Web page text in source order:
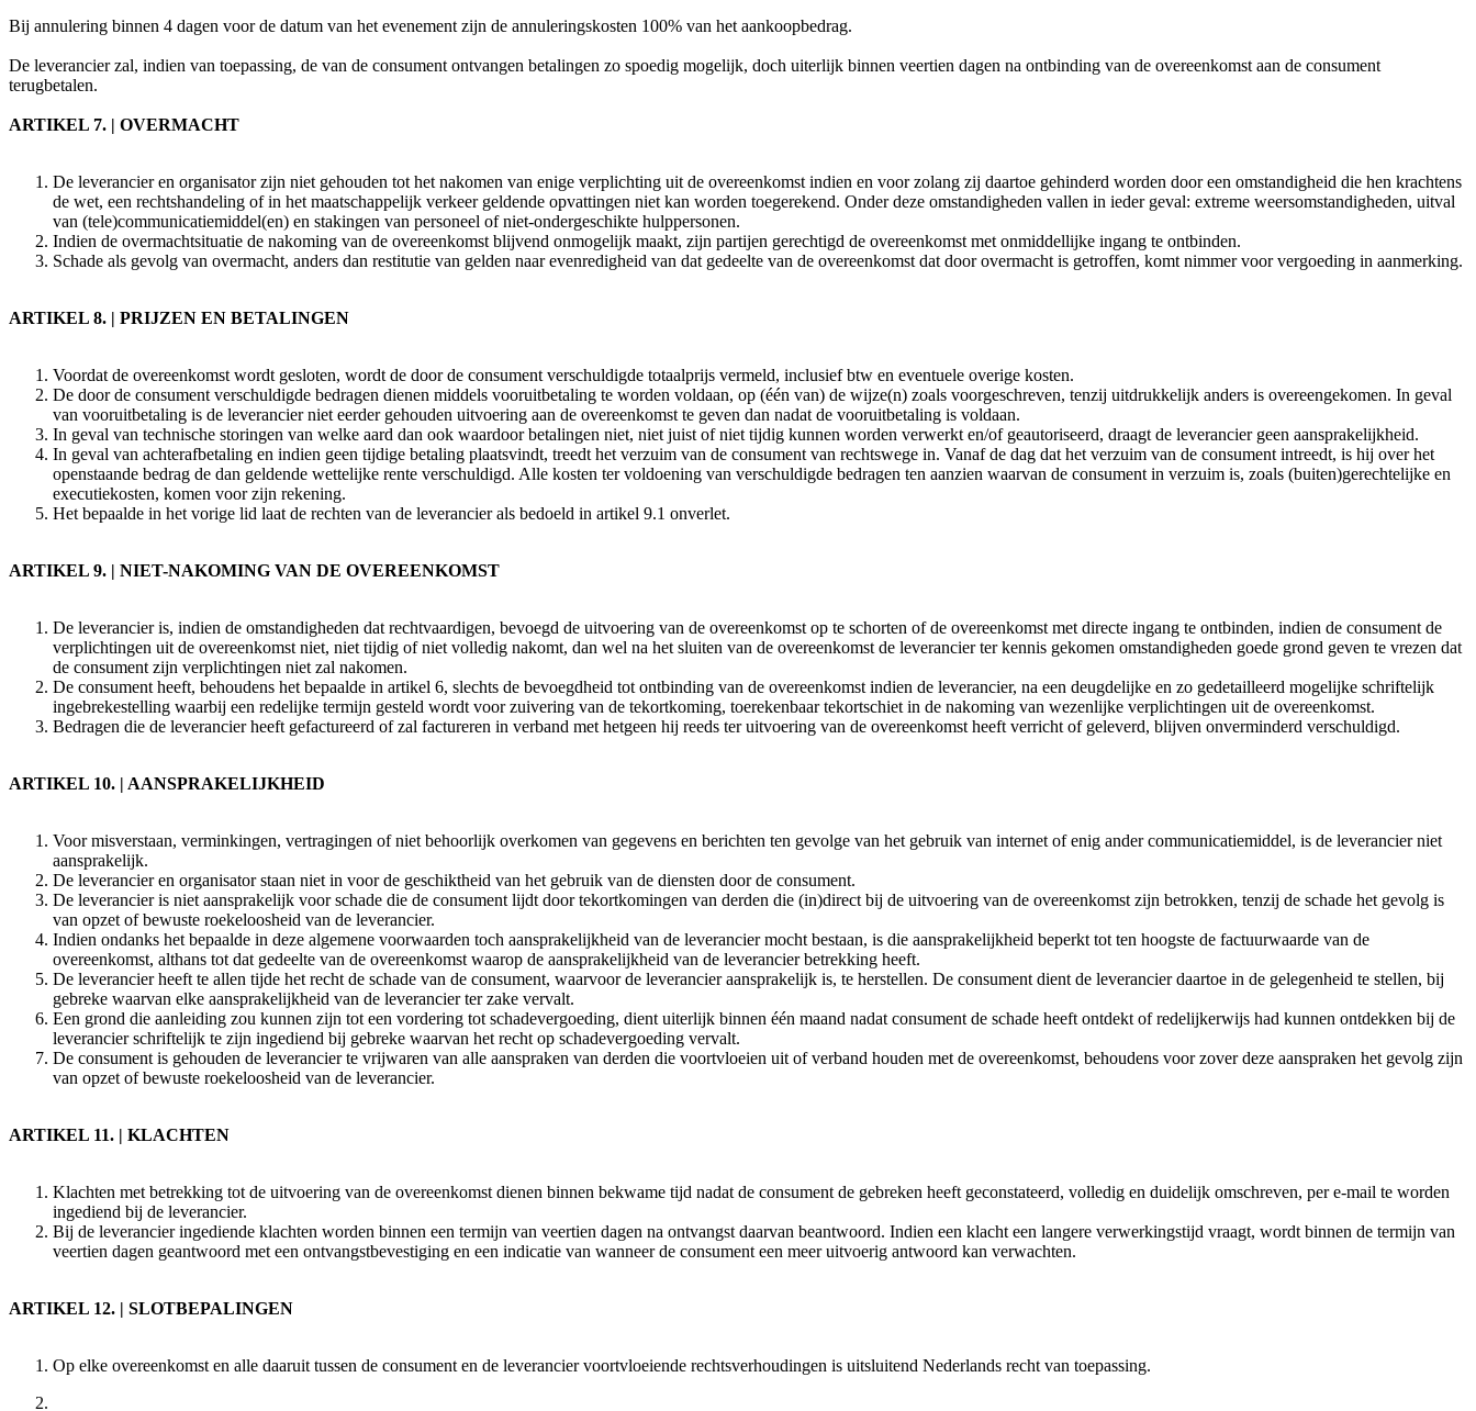
Bij annulering binnen 4 dagen voor de datum van het evenement zijn de annuleringskosten 100% van het aankoopbedrag.
De leverancier zal, indien van toepassing, de van de consument ontvangen betalingen zo spoedig mogelijk, doch uiterlijk binnen veertien dagen na ontbinding van de overeenkomst aan de consument
terugbetalen.
ARTIKEL 7. | OVERMACHT
De leverancier en organisator zijn niet gehouden tot het nakomen van enige verplichting uit de overeenkomst indien en voor zolang zij daartoe gehinderd worden door een omstandigheid die hen krachtens
de wet, een rechtshandeling of in het maatschappelijk verkeer geldende opvattingen niet kan worden toegerekend. Onder deze omstandigheden vallen in ieder geval: extreme weersomstandigheden, uitval
van (tele)communicatiemiddel(en) en stakingen van personeel of niet-ondergeschikte hulppersonen.
Indien de overmachtsituatie de nakoming van de overeenkomst blijvend onmogelijk maakt, zijn partijen gerechtigd de overeenkomst met onmiddellijke ingang te ontbinden.
Schade als gevolg van overmacht, anders dan restitutie van gelden naar evenredigheid van dat gedeelte van de overeenkomst dat door overmacht is getroffen, komt nimmer voor vergoeding in aanmerking.
ARTIKEL 8. | PRIJZEN EN BETALINGEN
Voordat de overeenkomst wordt gesloten, wordt de door de consument verschuldigde totaalprijs vermeld, inclusief btw en eventuele overige kosten.
De door de consument verschuldigde bedragen dienen middels vooruitbetaling te worden voldaan, op (één van) de wijze(n) zoals voorgeschreven, tenzij uitdrukkelijk anders is overeengekomen. In geval
van vooruitbetaling is de leverancier niet eerder gehouden uitvoering aan de overeenkomst te geven dan nadat de vooruitbetaling is voldaan.
In geval van technische storingen van welke aard dan ook waardoor betalingen niet, niet juist of niet tijdig kunnen worden verwerkt en/of geautoriseerd, draagt de leverancier geen aansprakelijkheid.
In geval van achterafbetaling en indien geen tijdige betaling plaatsvindt, treedt het verzuim van de consument van rechtswege in. Vanaf de dag dat het verzuim van de consument intreedt, is hij over het
openstaande bedrag de dan geldende wettelijke rente verschuldigd. Alle kosten ter voldoening van verschuldigde bedragen ten aanzien waarvan de consument in verzuim is, zoals (buiten)gerechtelijke en
executiekosten, komen voor zijn rekening.
Het bepaalde in het vorige lid laat de rechten van de leverancier als bedoeld in artikel 9.1 onverlet.
ARTIKEL 9. | NIET-NAKOMING VAN DE OVEREENKOMST
De leverancier is, indien de omstandigheden dat rechtvaardigen, bevoegd de uitvoering van de overeenkomst op te schorten of de overeenkomst met directe ingang te ontbinden, indien de consument de
verplichtingen uit de overeenkomst niet, niet tijdig of niet volledig nakomt, dan wel na het sluiten van de overeenkomst de leverancier ter kennis gekomen omstandigheden goede grond geven te vrezen dat
de consument zijn verplichtingen niet zal nakomen.
De consument heeft, behoudens het bepaalde in artikel 6, slechts de bevoegdheid tot ontbinding van de overeenkomst indien de leverancier, na een deugdelijke en zo gedetailleerd mogelijke schriftelijk
ingebrekestelling waarbij een redelijke termijn gesteld wordt voor zuivering van de tekortkoming, toerekenbaar tekortschiet in de nakoming van wezenlijke verplichtingen uit de overeenkomst.
Bedragen die de leverancier heeft gefactureerd of zal factureren in verband met hetgeen hij reeds ter uitvoering van de overeenkomst heeft verricht of geleverd, blijven onverminderd verschuldigd.
ARTIKEL 10. | AANSPRAKELIJKHEID
Voor misverstaan, verminkingen, vertragingen of niet behoorlijk overkomen van gegevens en berichten ten gevolge van het gebruik van internet of enig ander communicatiemiddel, is de leverancier niet
aansprakelijk.
De leverancier en organisator staan niet in voor de geschiktheid van het gebruik van de diensten door de consument.
De leverancier is niet aansprakelijk voor schade die de consument lijdt door tekortkomingen van derden die (in)direct bij de uitvoering van de overeenkomst zijn betrokken, tenzij de schade het gevolg is
van opzet of bewuste roekeloosheid van de leverancier.
Indien ondanks het bepaalde in deze algemene voorwaarden toch aansprakelijkheid van de leverancier mocht bestaan, is die aansprakelijkheid beperkt tot ten hoogste de factuurwaarde van de
overeenkomst, althans tot dat gedeelte van de overeenkomst waarop de aansprakelijkheid van de leverancier betrekking heeft.
De leverancier heeft te allen tijde het recht de schade van de consument, waarvoor de leverancier aansprakelijk is, te herstellen. De consument dient de leverancier daartoe in de gelegenheid te stellen, bij
gebreke waarvan elke aansprakelijkheid van de leverancier ter zake vervalt.
Een grond die aanleiding zou kunnen zijn tot een vordering tot schadevergoeding, dient uiterlijk binnen één maand nadat consument de schade heeft ontdekt of redelijkerwijs had kunnen ontdekken bij de
leverancier schriftelijk te zijn ingediend bij gebreke waarvan het recht op schadevergoeding vervalt.
De consument is gehouden de leverancier te vrijwaren van alle aanspraken van derden die voortvloeien uit of verband houden met de overeenkomst, behoudens voor zover deze aanspraken het gevolg zijn
van opzet of bewuste roekeloosheid van de leverancier.
ARTIKEL 11. | KLACHTEN
Klachten met betrekking tot de uitvoering van de overeenkomst dienen binnen bekwame tijd nadat de consument de gebreken heeft geconstateerd, volledig en duidelijk omschreven, per e-mail te worden
ingediend bij de leverancier.
Bij de leverancier ingediende klachten worden binnen een termijn van veertien dagen na ontvangst daarvan beantwoord. Indien een klacht een langere verwerkingstijd vraagt, wordt binnen de termijn van
veertien dagen geantwoord met een ontvangstbevestiging en een indicatie van wanneer de consument een meer uitvoerig antwoord kan verwachten.
ARTIKEL 12. | SLOTBEPALINGEN
Op elke overeenkomst en alle daaruit tussen de consument en de leverancier voortvloeiende rechtsverhoudingen is uitsluitend Nederlands recht van toepassing.